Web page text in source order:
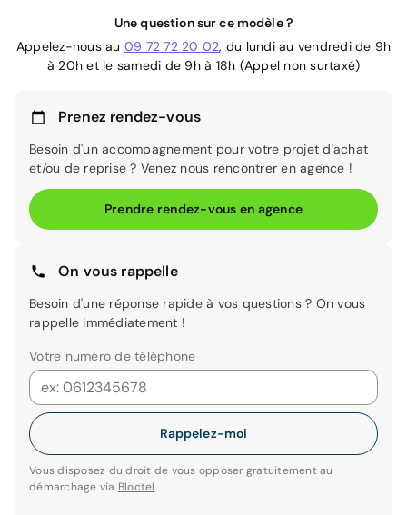
Une question sur ce modèle ?
Appelez-nous au 09 72 72 20 02, du lundi au vendredi de 9h
à 20h et le samedi de 9h à 18h (Appel non surtaxé)
Prenez rendez-vous
Besoin d'un accompagnement pour votre projet d'achat
et/ou de reprise ? Venez nous rencontrer en agence !
Prendre rendez-vous en agence
On vous rappelle
Besoin d'une réponse rapide à vos questions ? On vous
rappelle immédiatement !
Votre numéro de téléphone
Rappelez-moi
Vous disposez du droit de vous opposer gratuitement au
démarchage via Bloctel